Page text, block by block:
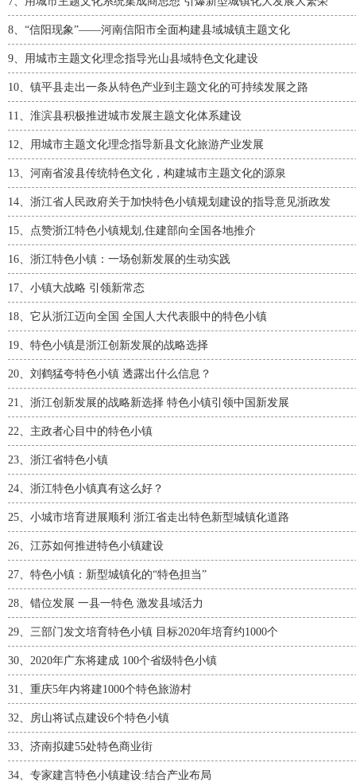
8、 “信阳现象”——河南信阳市全面构建县域城镇主题文化
9、 用城市主题文化理念指导光山县域特色文化建设
10、 镇平县走出一条从特色产业到主题文化的可持续发展之路
11、 淮滨县积极推进城市发展主题文化体系建设
12、 用城市主题文化理念指导新县文化旅游产业发展
13、 河南省浚县传统特色文化，构建城市主题文化的源泉
14、 浙江省人民政府关于加快特色小镇规划建设的指导意见浙政发
15、 点赞浙江特色小镇规划,住建部向全国各地推介
16、 浙江特色小镇：一场创新发展的生动实践
17、 小镇大战略 引领新常态
18、 它从浙江迈向全国 全国人大代表眼中的特色小镇
19、 特色小镇是浙江创新发展的战略选择
20、 刘鹤猛夸特色小镇 透露出什么信息？
21、 浙江创新发展的战略新选择 特色小镇引领中国新发展
22、 主政者心目中的特色小镇
23、 浙江省特色小镇
24、 浙江特色小镇真有这么好？
25、 小城市培育进展顺利 浙江省走出特色新型城镇化道路
26、 江苏如何推进特色小镇建设
27、 特色小镇：新型城镇化的“特色担当”
28、 错位发展 一县一特色 激发县域活力
29、 三部门发文培育特色小镇 目标2020年培育约1000个
30、 2020年广东将建成 100个省级特色小镇
31、 重庆5年内将建1000个特色旅游村
32、 房山将试点建设6个特色小镇
33、 济南拟建55处特色商业街
34、 专家建言特色小镇建设:结合产业布局